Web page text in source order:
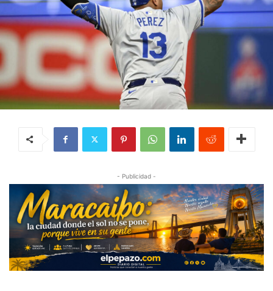
- Publicidad -